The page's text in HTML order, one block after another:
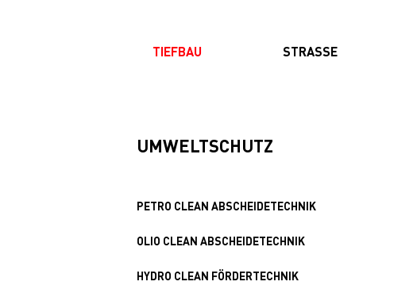
TIEFBAU STRASSE
UMWELTSCHUTZ
PETRO CLEAN ABSCHEIDETECHNIK
OLIO CLEAN ABSCHEIDETECHNIK
HYDRO CLEAN FÖRDERTECHNIK